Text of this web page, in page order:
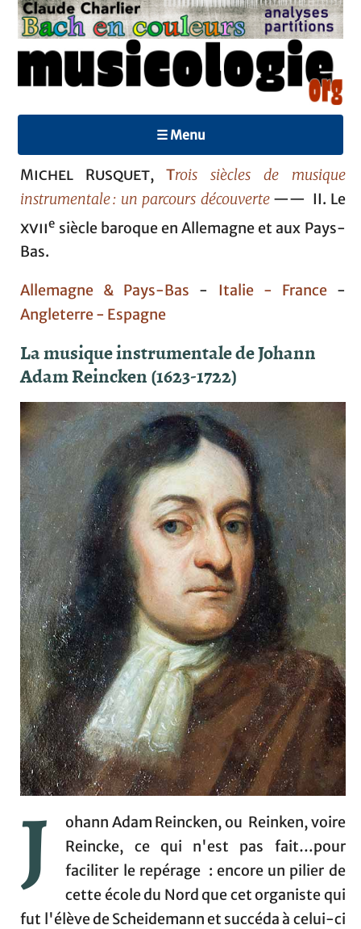
☰ Menu
Michel Rusquet,Trois siècles de musique
instrumentale : un parcours découverte—— II. Le
xviie siècle baroque en Allemagne et aux Pays-
Bas.
Allemagne & Pays-Bas - Italie - France-
Angleterre - Espagne
La musique instrumentale de Johann
Adam Reincken (1623-1722)
J
ohann Adam Reincken, ou Reinken, voire
Reincke, ce qui n'est pas fait…pour
faciliter le repérage : encore un pilier de
cette école du Nord que cet organiste qui
fut l'élève de Scheidemann et succéda à celui-ci